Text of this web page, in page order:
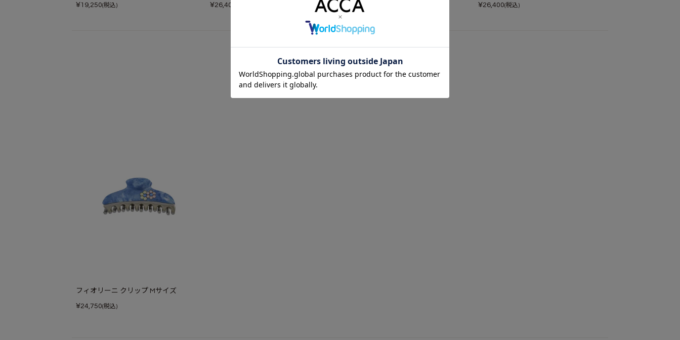
¥19,250(税込) ¥26,400 26,400 ¥26,400(税込)
あなたが最近見たアイテム
フィオリーニ クリップ Mサイズ
¥24,750(税込)